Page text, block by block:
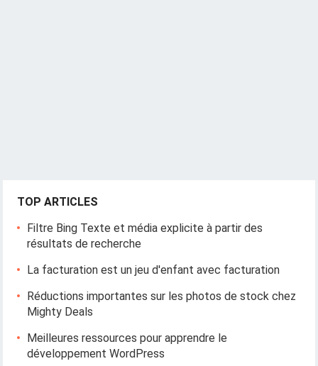
TOP ARTICLES
Filtre Bing Texte et média explicite à partir des
résultats de recherche
La facturation est un jeu d'enfant avec facturation
Réductions importantes sur les photos de stock chez
Mighty Deals
Meilleures ressources pour apprendre le
développement WordPress